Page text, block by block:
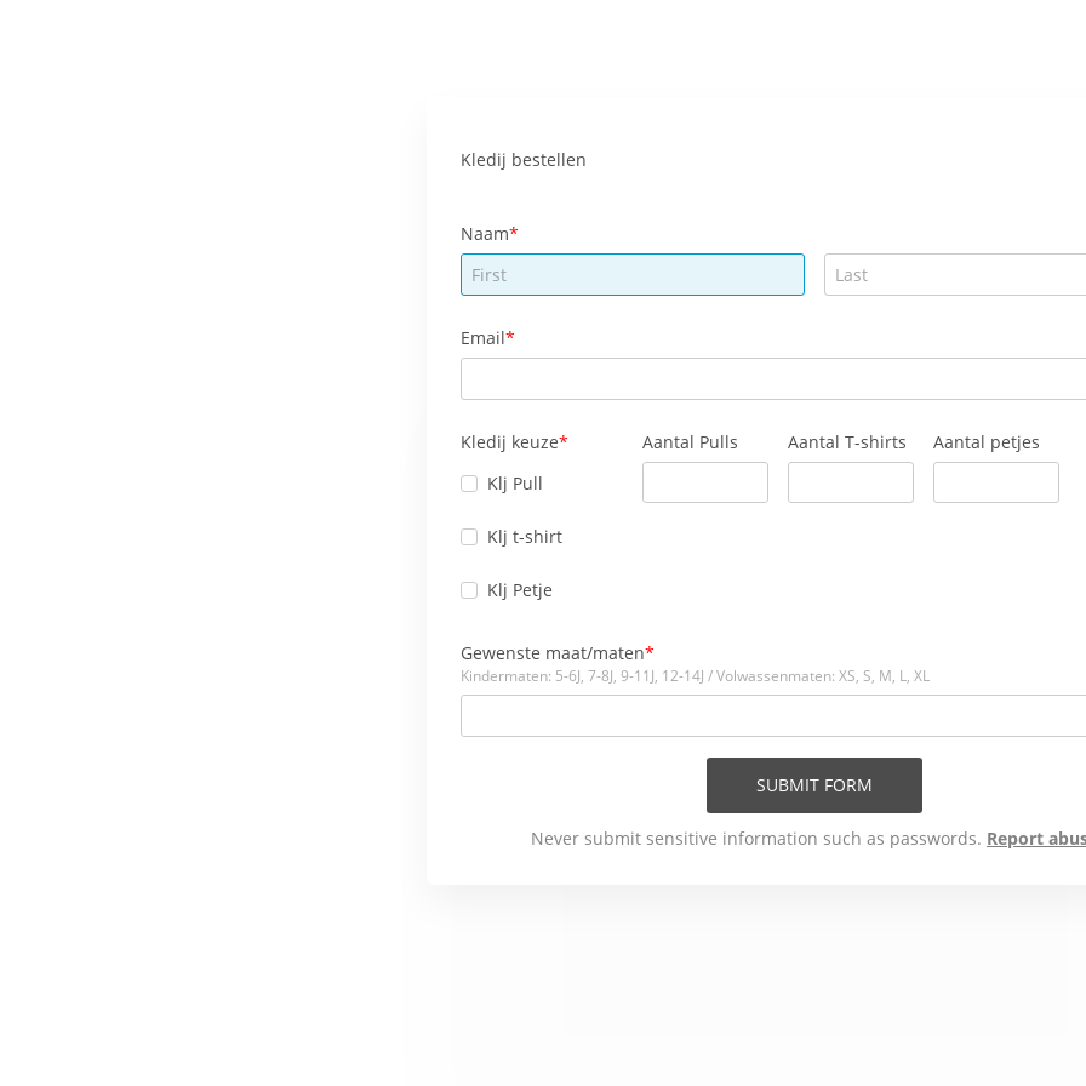
Kledij bestellen
Naam
Email
Kledij keuze
Klj Pull
Klj t-shirt
Klj Petje
Aantal Pulls Aantal T-shirts Aantal petjes
Gewenste maat/maten
Kindermaten: 5-6J, 7-8J, 9-11J, 12-14J / Volwassenmaten: XS, S, M, L, XL
SUBMIT FORM
Never submit sensitive information such as passwords. Report